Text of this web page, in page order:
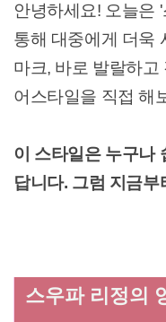
안녕하세요! 오늘은
통해 대중에게 더욱
마크, 바로 발랄하고
어스타일을 직접 해
이 스타일은 누구나
답니다. 그럼 지금
스우파 리정의